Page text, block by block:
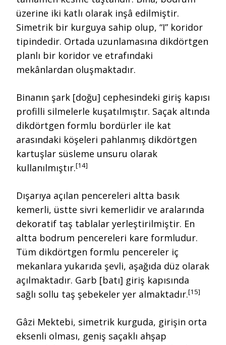
üzerine iki katlı olarak inşâ edilmiştir.
Simetrik bir kurguya sahip olup, “I” koridor
tipindedir. Ortada uzunlamasına dikdörtgen
planlı bir koridor ve etrafındaki
mekânlardan oluşmaktadır.
Binanın şark [doğu] cephesindeki giriş kapısı
profilli silmelerle kuşatılmıştır. Saçak altında
dikdörtgen formlu bordürler ile kat
arasındaki köşeleri pahlanmış dikdörtgen
kartuşlar süsleme unsuru olarak
kullanılmıştır.[14]
Dışarıya açılan pencereleri altta basık
kemerli, üstte sivri kemerlidir ve aralarında
dekoratif taş tablalar yerleştirilmiştir. En
altta bodrum pencereleri kare formludur.
Tüm dikdörtgen formlu pencereler iç
mekanlara yukarıda şevli, aşağıda düz olarak
açılmaktadır. Garb [batı] giriş kapısında
sağlı sollu taş şebekeler yer almaktadır.[15]
Gâzi Mektebi, simetrik kurguda, girişin orta
eksenli olması, geniş saçaklı ahşap